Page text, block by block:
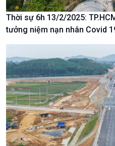
Xã hội
Tin Đời sống & Xã hội
360 độ Sức khỏe
Thời sự 6h 13/2/2025:
tưởng niệm nạn nhân Covid